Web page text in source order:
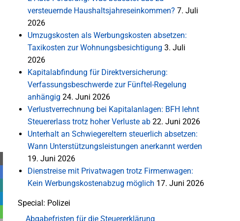
versteuernde Haushaltsjahreseinkommen? 7. Juli
2026
Umzugskosten als Werbungskosten absetzen:
Taxikosten zur Wohnungsbesichtigung 3. Juli
2026
Kapitalabfindung für Direktversicherung:
Verfassungsbeschwerde zur Fünftel-Regelung
anhängig 24. Juni 2026
Verlustverrechnung bei Kapitalanlagen: BFH lehnt
Steuererlass trotz hoher Verluste ab 22. Juni 2026
Unterhalt an Schwiegereltern steuerlich absetzen:
Wann Unterstützungsleistungen anerkannt werden
19. Juni 2026
Dienstreise mit Privatwagen trotz Firmenwagen:
Kein Werbungskostenabzug möglich 17. Juni 2026
Special: Polizei
Abgabefristen für die Steuererklärung